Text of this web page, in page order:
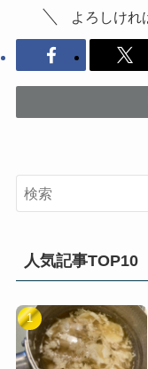
よろしけれ
人気記事TOP10